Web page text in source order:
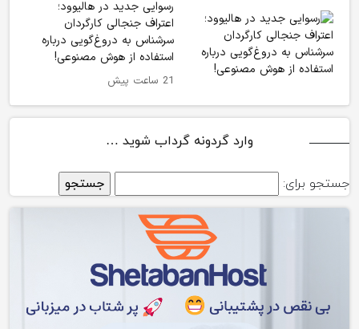
رسوایی جدید در هالیوود؛
اعتراف جنجالی کارگردان
سرشناس به دروغ‌گویی درباره
استفاده از هوش مصنوعی!
21 ساعت پیش
وارد گردونه گرداب شوید …
جستجو برای: